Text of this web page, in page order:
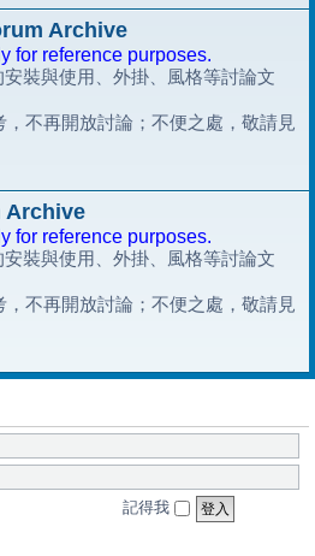
Archive
for reference purposes.
裝與使用、外掛、風格等討論文
不再開放討論；不便之處，敬請見
Archive
for reference purposes.
裝與使用、外掛、風格等討論文
不再開放討論；不便之處，敬請見
記得我